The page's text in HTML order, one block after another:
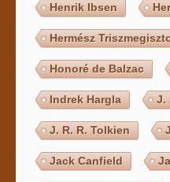
Henrik Ibsen
Hermész
Honoré de Balzac
Indrek Hargla J.
J. R. R. Tolkien
Jack Canfield